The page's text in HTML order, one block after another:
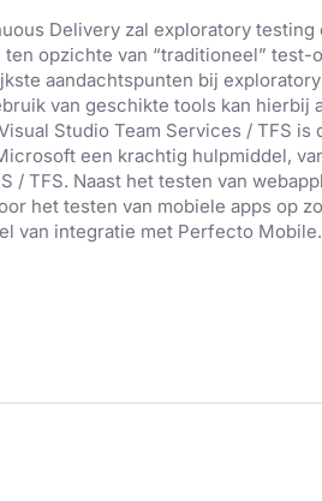
Delivery zal exploratory testing
opzichte van “traditioneel”
aandachtspunten bij
van geschikte tools kan hierbij
Studio Team Services / TFS is
een krachtig hulpmiddel,
/ TFS. Naast het testen van
het testen van mobiele apps op
van integratie met Perfecto Mobile.